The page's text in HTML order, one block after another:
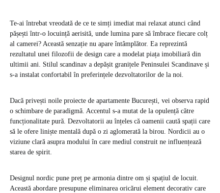
Te-ai întrebat vreodată de ce te simți imediat mai relaxat atunci când
pășești într-o locuință aerisită, unde lumina pare să îmbrace fiecare colț
al camerei? Această senzație nu apare întâmplător. Ea reprezintă
rezultatul unei filozofii de design care a modelat piața imobiliară din
ultimii ani. Stilul scandinav a depășit granițele Peninsulei Scandinave și
s-a instalat confortabil în preferințele dezvoltatorilor de la noi.
Dacă privești noile proiecte de apartamente București, vei observa rapid
o schimbare de paradigmă. Accentul s-a mutat de la opulență către
funcționalitate pură. Dezvoltatorii au înțeles că oamenii caută spații care
să le ofere liniște mentală după o zi aglomerată la birou. Nordicii au o
viziune clară asupra modului în care mediul construit ne influențează
starea de spirit.
Designul nordic pune preț pe armonia dintre om și spațiul de locuit.
Această abordare presupune eliminarea oricărui element decorativ care